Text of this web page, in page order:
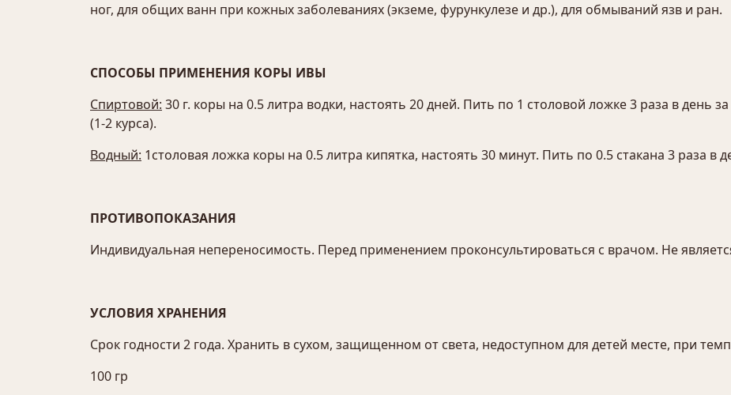
ног, для общих ванн при кожных заболеваниях (экземе, фурункулезе и др.), для обмываний язв и ран.
СПОСОБЫ ПРИМЕНЕНИЯ КОРЫ ИВЫ
Спиртовой: 30 г. коры на 0.5 литра водки, настоять 20 дней. Пить по 1 столовой ложке 3 раза в день
(1-2 курса).
Водный: 1столовая ложка коры на 0.5 литра кипятка, настоять 30 минут. Пить по 0.5 стакана 3 раза в
ПРОТИВОПОКАЗАНИЯ
Индивидуальная непереносимость. Перед применением проконсультироваться с врачом. Не
УСЛОВИЯ ХРАНЕНИЯ
Срок годности 2 года. Хранить в сухом, защищенном от света, недоступном для детей месте, при
100 гр